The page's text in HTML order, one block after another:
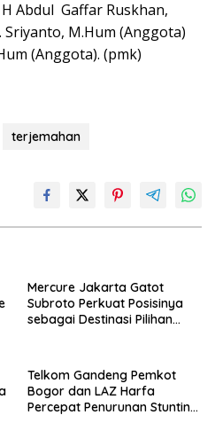
Abdul Gaffar Ruskhan,
Sriyanto, M.Hum (Anggota)
(Anggota). (pmk)
terjemahan
Mercure Jakarta Gatot
Subroto Perkuat Posisinya
sebagai Destinasi Pilihan
Jakarta Selatan
Telkom Gandeng Pemkot
Bogor dan LAZ Harfa
Percepat Penurunan Stunting